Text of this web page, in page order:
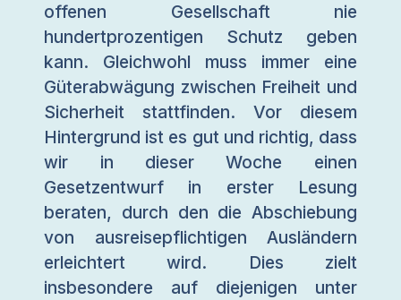
offenen Gesellschaft nie
hundertprozentigen Schutz geben
kann. Gleichwohl muss immer eine
Güterabwägung zwischen Freiheit und
Sicherheit stattfinden. Vor diesem
Hintergrund ist es gut und richtig, dass
wir in dieser Woche einen
Gesetzentwurf in erster Lesung
beraten, durch den die Abschiebung
von ausreisepflichtigen Ausländern
erleichtert wird. Dies zielt
insbesondere auf diejenigen unter